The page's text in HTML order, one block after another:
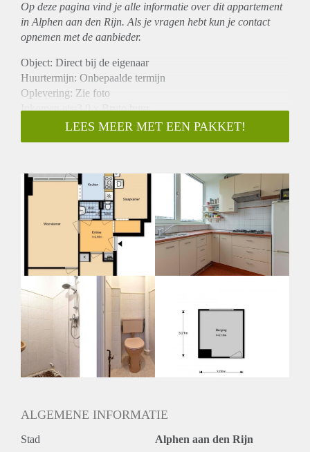
Op deze pagina vind je alle informatie over ditappartement
in Alphen aan den Rijn. Als je vragen hebt kun je contact
opnemen met de aanbieder.
Object: Direct bij de eigenaar
Huurtermijn: Onbepaalde termijn
Oplevering: Zie foto
Inkomen eis:3,0 x Bruto huur
Garantiestelling mogelijk: Ja
Borg: 1 Maand
Huisdieren toegestaan: Afhankelijk van de Eigenaar
Huurtoeslag grens: Nee
Geschikt voor studenten: Afhankelijk van de Eigenaar
LEES MEER MET EEN PAKKET!
ALGEMENE INFORMATIE
Stad Alphen aan den Rijn